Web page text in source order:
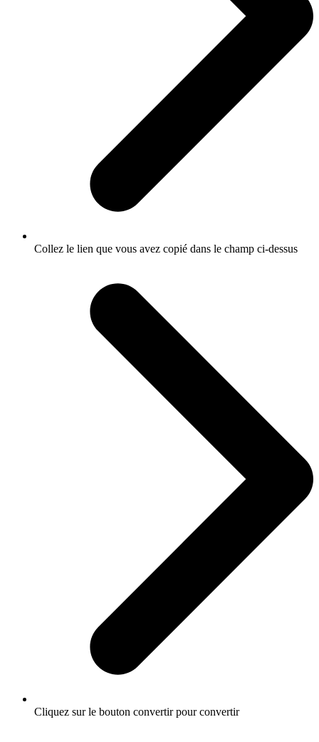
Collez le lien que vous avez copié dans le champ ci-dessus
Cliquez sur le bouton convertir pour convertir